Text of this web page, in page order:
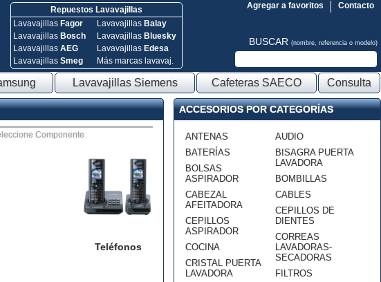
Repuestos Lavavajillas
Lavavajillas Fagor
Lavavajillas Bosch
Lavavajillas AEG
Lavavajillas Smeg
Lavavajillas Balay
Lavavajillas Bluesky
Lavavajillas Edesa
Más marcas lavavaj.
Contacto
Agregar a favoritos
BUSCAR (nombre, referencia o modelo)
Lavavajillas Siemens Cafeteras SAECO Consulta
Componente
Teléfonos
ACCESORIOS POR CATEGORÍAS
ANTENAS
BATERÍAS
BOLSAS
ASPIRADOR
CABEZAL
AFEITADORA
CEPILLOS
ASPIRADOR
COCINA
CRISTAL PUERTA
LAVADORA
AUDIO
BISAGRA PUERTA
LAVADORA
BOMBILLAS
CABLES
CEPILLOS DE
DIENTES
CORREAS
LAVADORAS-
SECADORAS
FILTROS